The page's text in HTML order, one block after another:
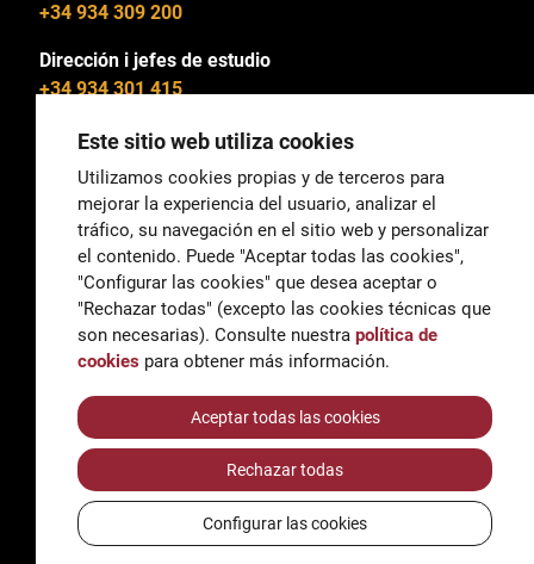
+34 934 309 200
Dirección i jefes de estudio
+34 934 301 415
General
correu@escoladeltreball.org
Información
informacio@escoladeltreball.org
Trámites de secretaría
AccessibilidadAviso legal y Política de Privacidad
Política de cookies
Créditos
Este sitio web utiliza cookies
Utilizamos cookies propias y de terceros para
mejorar la experiencia del usuario, analizar el
tráfico, su navegación en el sitio web y personalizar
el contenido. Puede "Aceptar todas las cookies",
"Configurar las cookies" que desea aceptar o
"Rechazar todas" (excepto las cookies técnicas que
son necesarias). Consulte nuestra política de
cookies para obtener más información.
Aceptar todas las cookies
Rechazar todas
Configurar las cookies